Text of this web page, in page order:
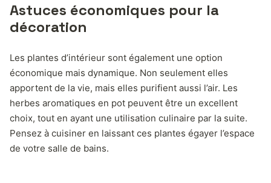
Astuces économiques pour la
décoration
Les plantes d’intérieur sont également une option
économique mais dynamique. Non seulement elles
apportent de la vie, mais elles purifient aussi l’air. Les
herbes aromatiques en pot peuvent être un excellent
choix, tout en ayant une utilisation culinaire par la suite.
Pensez à cuisiner en laissant ces plantes égayer l’espace
de votre salle de bains.